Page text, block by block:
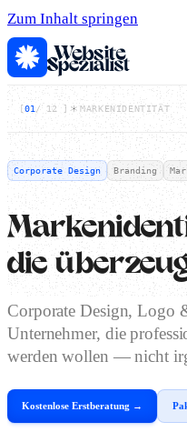
Zum Inhalt springen
[01 / 12 ] MARKENIDENTITÄT
Corporate Design Branding
die
Corporate Design, Logo
Unternehmer, die
werden wollen — nicht
Kostenlose Erstberatung →